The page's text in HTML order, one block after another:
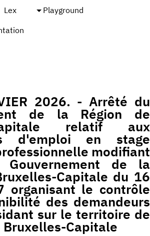
Lex
Playground
2026. - Arrêté du
de la Région de
Capitale relatif aux
d'emploi en stage
modifiant
de la
Capitale du 16
organisant le contrôle
des demandeurs
sur le territoire de
Bruxelles-Capitale